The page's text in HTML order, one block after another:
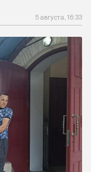
5 августа, 16:33